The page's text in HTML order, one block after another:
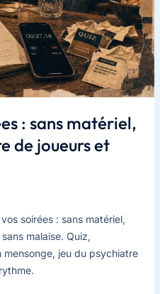
: sans matériel,
de joueurs et
soirées : sans matériel,
malaise. Quiz,
jeu du psychiatre